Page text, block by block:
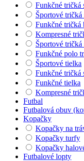
Funkčné tričká
Športové
Funkčné tričká
Kompresné
Športové
Funkčné polo
Športové tielka
Funkčné tričká
Funkčné tielka
Kompresné
Futbal
Futbalová obuv
Kopačky
Kopačky na
Kopačky turfy
Kopačky
Futbalové lopty